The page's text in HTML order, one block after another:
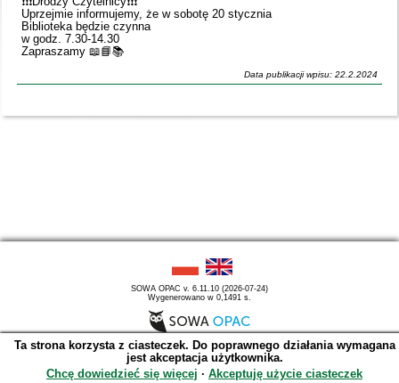
Uprzejmie informujemy, że w sobotę 20 stycznia
Biblioteka będzie czynna
w godz. 7.30-14.30
Zapraszamy 📖📘📚
Data publikacji wpisu: 22.2.2024
SOWA OPAC v. 6.11.10 (2026-07-24)
Wygenerowano w 0,1491 s.
Ta strona korzysta z ciasteczek. Do poprawnego działania wymagana
jest akceptacja użytkownika.
Chcę dowiedzieć się więcej ∙ Akceptuję użycie ciasteczek